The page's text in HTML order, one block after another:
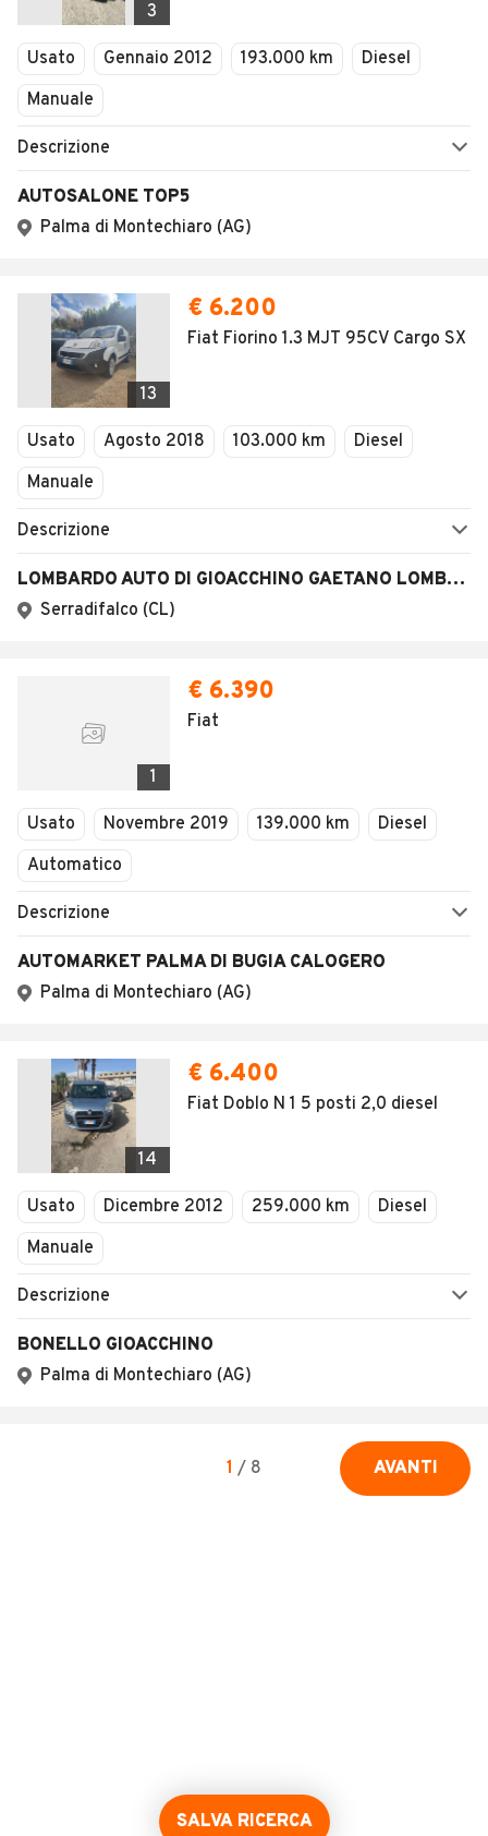
3
Usato Gennaio 2012 193.000 km
Diesel
Manuale
Descrizione
AUTOSALONE TOP5
Palma di Montechiaro (AG)
13
€ 6.200
Fiat Fiorino 1.3 MJT 95CV Cargo SX
Usato Agosto 2018 103.000 km
Diesel
Manuale
Descrizione
LOMBARDO AUTO DI GIOACCHINO GAETANO LOMBARDO
Serradifalco (CL)
1
€ 6.390
Fiat
Usato Novembre 2019 139.000 km
Diesel
Automatico
Descrizione
AUTOMARKET PALMA DI BUGIA CALOGERO
Palma di Montechiaro (AG)
14
€ 6.400
Fiat Doblo N 1 5 posti 2,0 diesel
Usato Dicembre 2012 259.000 km
Diesel
Manuale
Descrizione
BONELLO GIOACCHINO
Palma di Montechiaro (AG)
1 / 8 AVANTI
SALVA RICERCA